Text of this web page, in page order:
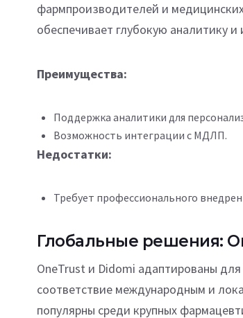
фармпроизводителей и
обеспечивает глубокую аналитику
Преимущества:
Поддержка аналитики для
Возможность интеграции с МДЛП.
Недостатки:
Требует профессионального
Глобальные решения:
OneTrust и Didomi адаптированы
соответствие международным и
популярны среди крупных